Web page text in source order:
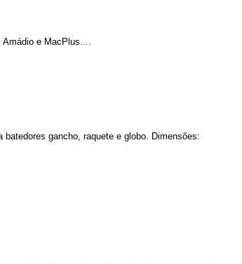
Amádio e MacPlus....
gancho, raquete e globo. Dimensões: